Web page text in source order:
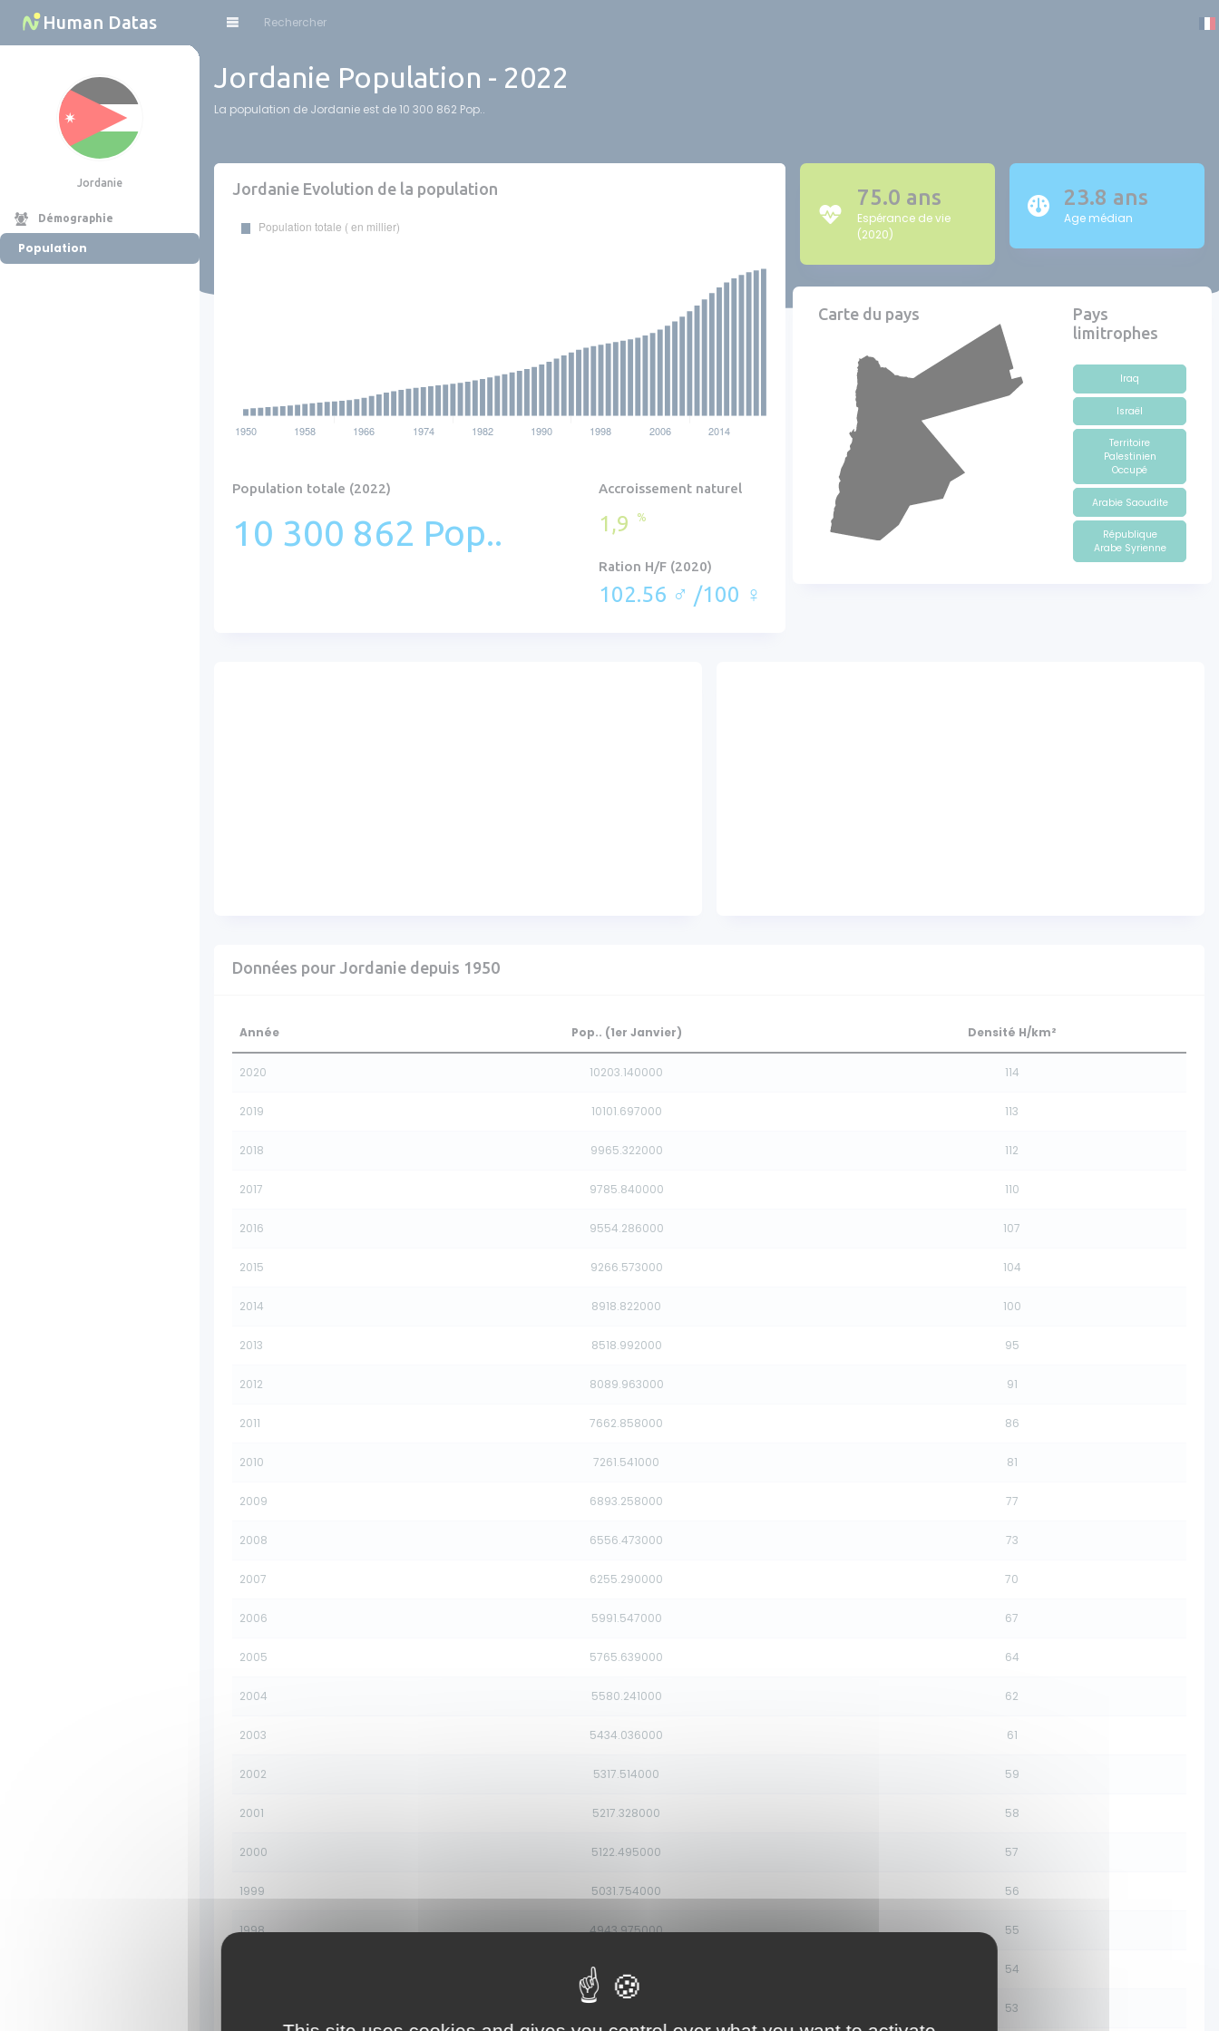
Jordanie Population - 2022
La population de Jordanie est de 10 300 862 Pop..
Jordanie Evolution de la population
Population totale (2022)
10 300 862 Pop..
Accroissement naturel
1,9 %
Ration H/F (2020)
102.56 ♂ /100 ♀
75.0 ans
Espérance de vie
(2020)
23.8 ans
Age médian
Carte du pays
Pays
limitrophes
Iraq
Israël
Territoire
Palestinien
Occupé
Arabie Saoudite
République
Arabe Syrienne
Données pour Jordanie depuis 1950
Année Pop.. (1er Janvier) Densité H/km²
2020 10203.140000 114
2019 10101.697000 113
2018 9965.322000 112
2017 9785.840000 110
2016 9554.286000 107
2015 9266.573000 104
2014 8918.822000 100
2013 8518.992000 95
2012 8089.963000 91
2011 7662.858000 86
2010 7261.541000 81
2009 6893.258000 77
2008 6556.473000 73
2007 6255.290000 70
2006 5991.547000 67
2005 5765.639000 64
2004 5580.241000 62
2003 5434.036000 61
2002 5317.514000 59
2001 5217.328000 58
2000 5122.495000 57
1999 5031.754000 56
1998 4943.975000 55
4848.536000 54
4732.848000 53
Human Datas
Jordanie
Démographie
Population